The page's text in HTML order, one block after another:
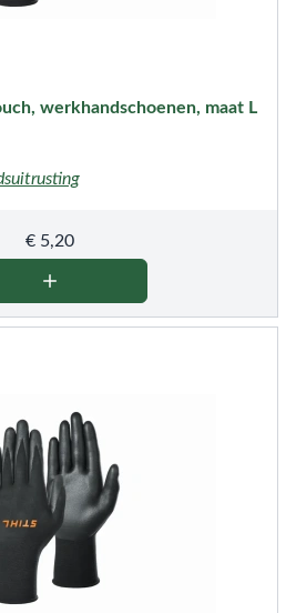
werkhandschoenen, maat L
€ 5,20